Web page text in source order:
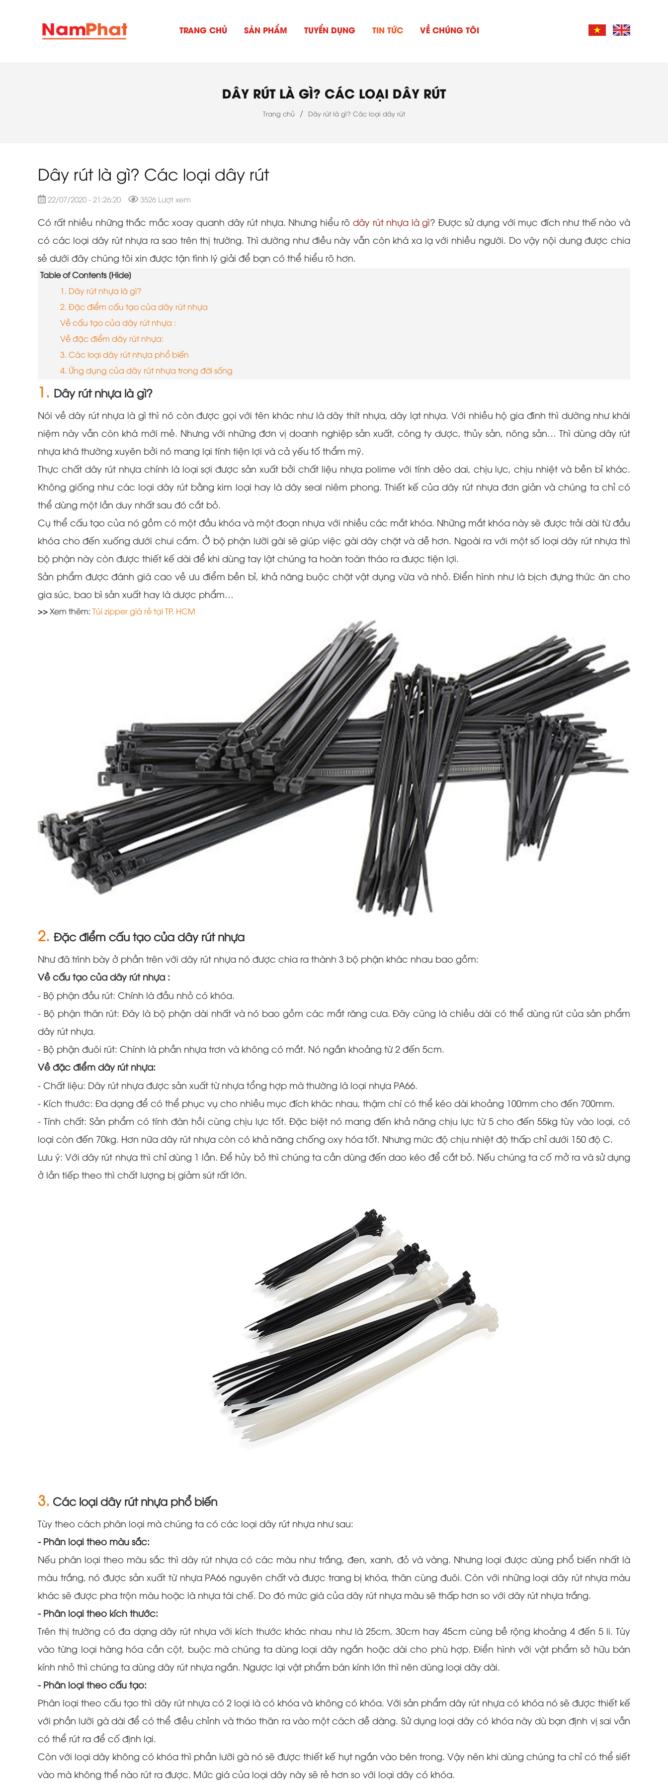
TRANG CHỦ SẢN PHẨM TUYỂN DỤNG TIN TỨC VỀ CHÚNG TÔI
DÂY RÚT LÀ GÌ? CÁC LOẠI DÂY RÚT
Trang chủ / Dây rút là gì? Các loại dây rút
Dây rút là gì? Các loại dây rút
22/07/2020 - 21:26:20 3526 Lượt xem
Có rất nhiều những thắc mắc xoay quanh dây rút nhựa. Nhưng hiểu rõ dây rút nhựa là gì? Được sử dụng với mục đích như thế nào và
có các loại dây rút nhựa ra sao trên thị trường. Thì dường như điều này vẫn còn khá xa lạ với nhiều người. Do vậy nội dung được chia
sẻ dưới đây chúng tôi xin được tận tình lý giải để bạn có thể hiểu rõ hơn.
Table of Contents [Hide]
1. Dây rút nhựa là gì?
2. Đặc điểm cấu tạo của dây rút nhựa
Về cấu tạo của dây rút nhựa :
Về đặc điểm dây rút nhựa:
3. Các loại dây rút nhựa phổ biến
4. Ứng dụng của dây rút nhựa trong đời sống
1. Dây rút nhựa là gì?
Nói về dây rút nhựa là gì thì nó còn được gọi với tên khác như là dây thít nhựa, dây lạt nhựa. Với nhiều hộ gia đình thì dường như khái
niệm này vẫn còn khá mới mẻ. Nhưng với những đơn vị doanh nghiệp sản xuất, công ty dược, thủy sản, nông sản… Thì dùng dây rút
nhựa khá thường xuyên bởi nó mang lại tính tiện lợi và cả yếu tố thẩm mỹ.
Thực chất dây rút nhựa chính là loại sợi được sản xuất bởi chất liệu nhựa polime với tính dẻo dai, chịu lực, chịu nhiệt và bền bỉ khác.
Không giống như các loại dây rút bằng kim loại hay là dây seal niêm phong. Thiết kế của dây rút nhựa đơn giản và chúng ta chỉ có
thể dùng một lần duy nhất sau đó cắt bỏ.
Cụ thể cấu tạo của nó gồm có một đầu khóa và một đoạn nhựa với nhiều các mắt khóa. Những mắt khóa này sẽ được trải dài từ đầu
khóa cho đến xuống dưới chui cắm. Ở bộ phận lưỡi gài sẽ giúp việc gài dây chặt và dễ hơn. Ngoài ra với một số loại dây rút nhựa thì
bộ phận này còn được thiết kế dài để khi dùng tay lật chúng ta hoàn toàn tháo ra được tiện lợi.
Sản phẩm được đánh giá cao về ưu điểm bền bỉ, khả năng buộc chặt vật dụng vừa và nhỏ. Điển hình như là bịch đựng thức ăn cho
gia súc, bao bì sản xuất hay là dược phẩm…
>> Xem thêm: Túi zipper giá rẻ tại TP. HCM
2. Đặc điểm cấu tạo của dây rút nhựa
Như đã trình bày ở phần trên với dây rút nhựa nó được chia ra thành 3 bộ phận khác nhau bao gồm:
Về cấu tạo của dây rút nhựa :
- Bộ phận đầu rút: Chính là đầu nhỏ có khóa.
- Bộ phận thân rút: Đây là bộ phận dài nhất và nó bao gồm các mắt răng cưa. Đây cũng là chiều dài có thể dùng rút của sản phẩm
dây rút nhựa.
- Bộ phận đuôi rút: Chính là phần nhựa trơn và không có mắt. Nó ngắn khoảng từ 2 đến 5cm.
Về đặc điểm dây rút nhựa:
- Chất liệu: Dây rút nhựa được sản xuất từ nhựa tổng hợp mà thường là loại nhựa PA66.
- Kích thước: Đa dạng để có thể phục vụ cho nhiều mục đích khác nhau, thậm chí có thể kéo dài khoảng 100mm cho đến 700mm.
- Tính chất: Sản phẩm có tính đàn hồi cùng chịu lực tốt. Đặc biệt nó mang đến khả năng chịu lực từ 5 cho đến 55kg tùy vào loại, có
loại còn đến 70kg. Hơn nữa dây rút nhựa còn có khả năng chống oxy hóa tốt. Nhưng mức độ chịu nhiệt độ thấp chỉ dưới 150 độ C.
Lưu ý: Với dây rút nhựa thì chỉ dùng 1 lần. Để hủy bỏ thì chúng ta cần dùng đến dao kéo để cắt bỏ. Nếu chúng ta cố mở ra và sử dụng
ở lần tiếp theo thì chất lượng bị giảm sút rất lớn.
3. Các loại dây rút nhựa phổ biến
Tùy theo cách phân loại mà chúng ta có các loại dây rút nhựa như sau:
- Phân loại theo màu sắc:
Nếu phân loại theo màu sắc thì dây rút nhựa có các màu như trắng, đen, xanh, đỏ và vàng. Nhưng loại được dùng phổ biến nhất là
màu trắng, nó được sản xuất từ nhựa PA66 nguyên chất và được trang bị khóa, thân cùng đuôi. Còn với những loại dây rút nhựa màu
khác sẽ được pha trộn màu hoặc là nhựa tái chế. Do đó mức giá của dây rút nhựa màu sẽ thấp hơn so với dây rút nhựa trắng.
- Phân loại theo kích thước:
Trên thị trường có đa dạng dây rút nhựa với kích thước khác nhau như là 25cm, 30cm hay 45cm cùng bề rộng khoảng 4 đến 5 li. Tùy
vào từng loại hàng hóa cần cột, buộc mà chúng ta dùng loại dây ngắn hoặc dài cho phù hợp. Điển hình với vật phẩm sở hữu bán
kính nhỏ thì chúng ta dùng dây rút nhựa ngắn. Ngược lại vật phẩm bán kính lớn thì nên dùng loại dây dài.
- Phân loại theo cấu tạo:
Phân loại theo cấu tạo thì dây rút nhựa có 2 loại là có khóa và không có khóa. Với sản phẩm dây rút nhựa có khóa nó sẽ được thiết kế
với phần lưỡi gà dài để có thể điều chỉnh và tháo thân ra vào một cách dễ dàng. Sử dụng loại dây có khóa này dù bạn định vị sai vẫn
có thể rút ra để cố định lại.
Còn với loại dây không có khóa thì phần lưỡi gà nó sẽ được thiết kế hụt ngắn vào bên trong. Vậy nên khi dùng chúng ta chỉ có thể siết
vào mà không thể nào rút ra được. Mức giá của loại dây này sẽ rẻ hơn so với loại dây có khóa.